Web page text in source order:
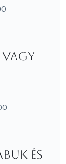
vagy
és